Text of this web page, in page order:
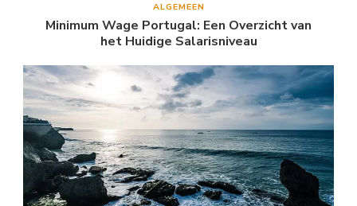
ALGEMEEN
Minimum Wage Portugal: Een Overzicht van
het Huidige Salarisniveau